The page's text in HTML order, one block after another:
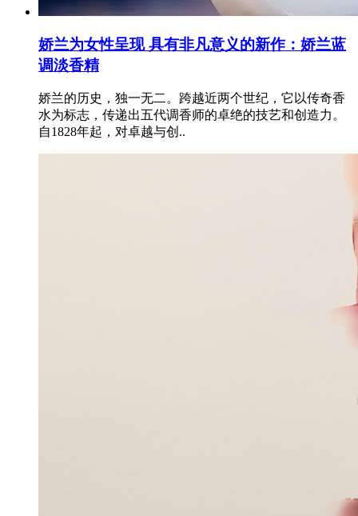
娇兰为女性呈现 具有非凡意义的新作：娇兰蓝
调淡香精
娇兰的历史，独一无二。跨越近两个世纪，它以传奇香
水为标志，传递出五代调香师的卓绝的技艺和创造力。
自1828年起，对卓越与创..